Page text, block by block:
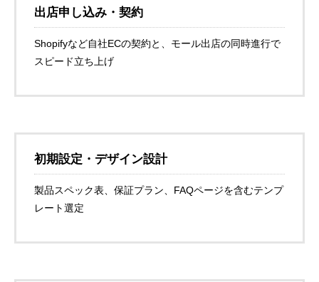
出店申し込み・契約
Shopifyなど自社ECの契約と、モール出店の同時進行で
スピード立ち上げ
初期設定・デザイン設計
製品スペック表、保証プラン、FAQページを含むテンプ
レート選定